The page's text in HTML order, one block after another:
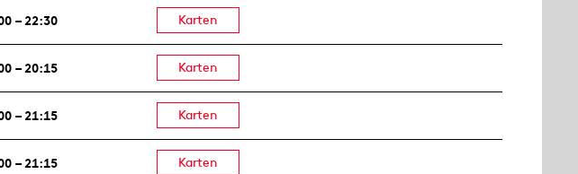
– 22:30 Karten
– 20:15 Karten
– 21:15 Karten
– 21:15 Karten